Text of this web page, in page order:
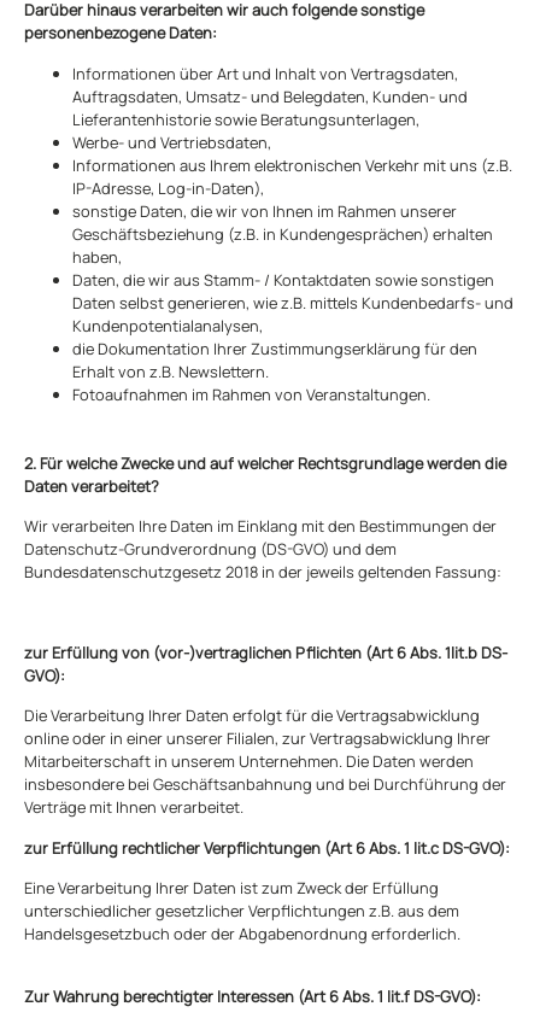
Darüber hinaus verarbeiten wir auch folgende sonstige
personenbezogene Daten:
Informationen über Art und Inhalt von Vertragsdaten,
Auftragsdaten, Umsatz- und Belegdaten, Kunden- und
Lieferantenhistorie sowie Beratungsunterlagen,
Werbe- und Vertriebsdaten,
Informationen aus Ihrem elektronischen Verkehr mit uns (z.B.
IP-Adresse, Log-in-Daten),
sonstige Daten, die wir von Ihnen im Rahmen unserer
Geschäftsbeziehung (z.B. in Kundengesprächen) erhalten
haben,
Daten, die wir aus Stamm- / Kontaktdaten sowie sonstigen
Daten selbst generieren, wie z.B. mittels Kundenbedarfs- und
Kundenpotentialanalysen,
die Dokumentation Ihrer Zustimmungserklärung für den
Erhalt von z.B. Newslettern.
Fotoaufnahmen im Rahmen von Veranstaltungen.
2. Für welche Zwecke und auf welcher Rechtsgrundlage werden die
Daten verarbeitet?
Wir verarbeiten Ihre Daten im Einklang mit den Bestimmungen der
Datenschutz-Grundverordnung (DS-GVO) und dem
Bundesdatenschutzgesetz 2018 in der jeweils geltenden Fassung:
zur Erfüllung von (vor-)vertraglichen Pflichten (Art 6 Abs. 1lit.b DS-
GVO):
Die Verarbeitung Ihrer Daten erfolgt für die Vertragsabwicklung
online oder in einer unserer Filialen, zur Vertragsabwicklung Ihrer
Mitarbeiterschaft in unserem Unternehmen. Die Daten werden
insbesondere bei Geschäftsanbahnung und bei Durchführung der
Verträge mit Ihnen verarbeitet.
zur Erfüllung rechtlicher Verpflichtungen (Art 6 Abs. 1 lit.c DS-GVO):
Eine Verarbeitung Ihrer Daten ist zum Zweck der Erfüllung
unterschiedlicher gesetzlicher Verpflichtungen z.B. aus dem
Handelsgesetzbuch oder der Abgabenordnung erforderlich.
Zur Wahrung berechtigter Interessen (Art 6 Abs. 1 lit.f DS-GVO):